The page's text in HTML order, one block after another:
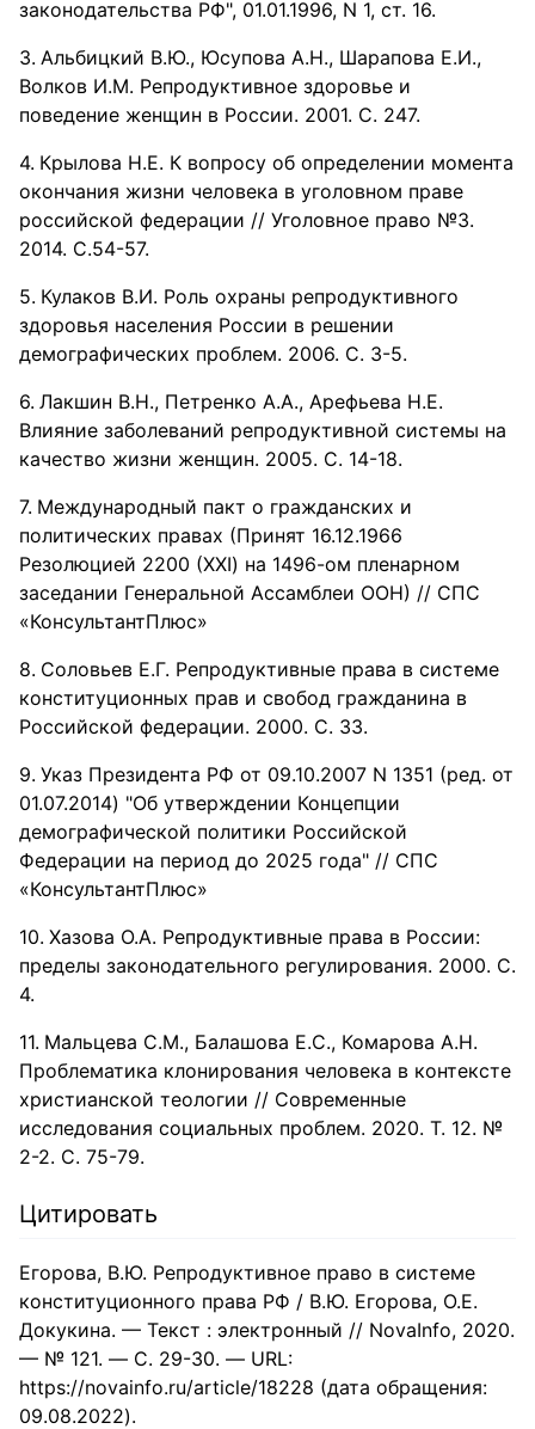
законодательства РФ", 01.01.1996, N 1, ст. 16.
Альбицкий В.Ю., Юсупова А.Н., Шарапова Е.И.,
Волков И.М. Репродуктивное здоровье и
поведение женщин в России. 2001. С. 247.
Крылова Н.Е. К вопросу об определении момента
окончания жизни человека в уголовном праве
российской федерации // Уголовное право №3.
2014. С.54-57.
Кулаков В.И. Роль охраны репродуктивного
здоровья населения России в решении
демографических проблем. 2006. C. 3-5.
Лакшин В.Н., Петренко А.А., Арефьева Н.Е.
Влияние заболеваний репродуктивной системы на
качество жизни женщин. 2005. C. 14-18.
Международный пакт о гражданских и
политических правах (Принят 16.12.1966
Резолюцией 2200 (XXI) на 1496-ом пленарном
заседании Генеральной Ассамблеи ООН) // СПС
«КонсультантПлюс»
Соловьев Е.Г. Репродуктивные права в системе
конституционных прав и свобод гражданина в
Российской федерации. 2000. С. 33.
Указ Президента РФ от 09.10.2007 N 1351 (ред. от
01.07.2014) "Об утверждении Концепции
демографической политики Российской
Федерации на период до 2025 года" // СПС
«КонсультантПлюс»
Хазова О.А. Репродуктивные права в России:
пределы законодательного регулирования. 2000. С.
4.
Мальцева С.М., Балашова Е.С., Комарова А.Н.
Проблематика клонирования человека в контексте
христианской теологии // Современные
исследования социальных проблем. 2020. Т. 12. №
2-2. С. 75-79.
Цитировать
Егорова, В.Ю. Репродуктивное право в системе
конституционного права РФ / В.Ю. Егорова, О.Е.
Докукина. — Текст : электронный // NovaInfo, 2020.
— № 121. — С. 29-30. — URL:
https://novainfo.ru/article/18228 (дата обращения:
09.08.2022).